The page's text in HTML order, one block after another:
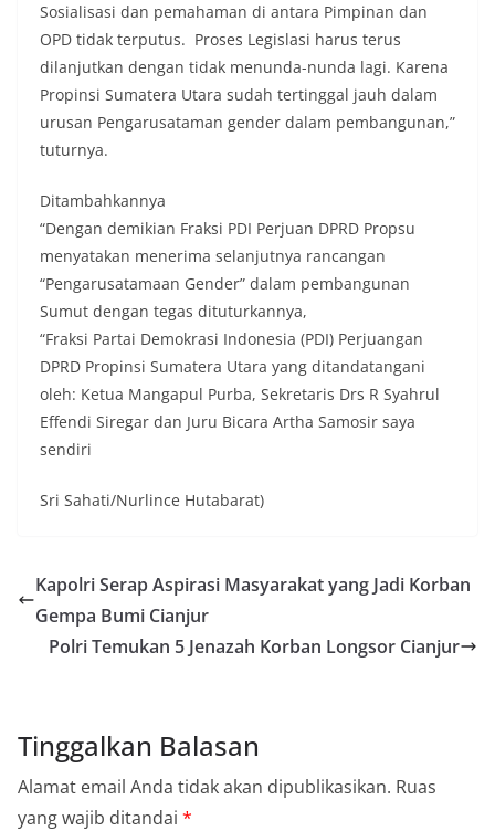
warga dalam menyambut Hari Kemerdekaan RI.
Bhabinkamtibmas Polsek Medan Sunggal
Sambangi Warga Kelurahan Sunggal, Ingatkan
Pemasangan Bendera Merah Putih Jelang HUT
Kemerdekaan RI‎‎Medan, 5 Agustus 2026 — Dalam
rangka menyambut Hari Ulang Tahun
Kemerdekaan Republik Indonesia yang ke-
Sunggal, Aiptu Muliyadi Suraukur, melaksanakan
kegiatan sambang Door to Door System (DDS)
kepada warga di wilayah Kelurahan Sunggal,
Kecamatan Medan Sunggal, pada Rabu
(05/08/2026).‎‎Kegiatan tersebut berlangsung sejak
pukul 09.00 WIB hingga selesai, menyasar rumah-
rumah warga di beberapa lingkungan yang ada di
kelurahan tersebut.‎Sambang Langsung ke Rumah
Warga‎Dalam kegiatan ini, Aiptu Muliyadi
Suraukur mendatangi warga secara langsung dari
rumah ke rumah untuk menjalin silaturahmi
menyambut momentum HUT Kemerdekaan RI
akrab, Bhabinkamtibmas menyapa warga,
menanyakan kondisi keamanan dan kenyamanan
lingkungan tempat tinggal, serta membuka ruang
komunikasi dua arah agar warga dapat
menyampaikan keluhan maupun informasi terkait
memasang bendera Merah Putih secara penuh,
penghormatan dan rasa cinta tanah air
menjelang perayaan HUT Kemerdekaan RI.
Sosialisasi dan pemahaman di antara Pimpinan dan
OPD tidak terputus. Proses Legislasi harus terus
dilanjutkan dengan tidak menunda-nunda lagi. Karena
Propinsi Sumatera Utara sudah tertinggal jauh dalam
urusan Pengarusataman gender dalam pembangunan,”
tuturnya.
Ditambahkannya
“Dengan demikian Fraksi PDI Perjuan DPRD Propsu
menyatakan menerima selanjutnya rancangan
“Pengarusatamaan Gender” dalam pembangunan
Sumut dengan tegas dituturkannya,
“Fraksi Partai Demokrasi Indonesia (PDI) Perjuangan
DPRD Propinsi Sumatera Utara yang ditandatangani
oleh: Ketua Mangapul Purba, Sekretaris Drs R Syahrul
Effendi Siregar dan Juru Bicara Artha Samosir saya
sendiri
Sri Sahati/Nurlince Hutabarat)
Kapolri Serap Aspirasi Masyarakat yang Jadi Korban
Gempa Bumi Cianjur
Polri Temukan 5 Jenazah Korban Longsor Cianjur
Tinggalkan Balasan
Alamat email Anda tidak akan dipublikasikan. Ruas
yang wajib ditandai *